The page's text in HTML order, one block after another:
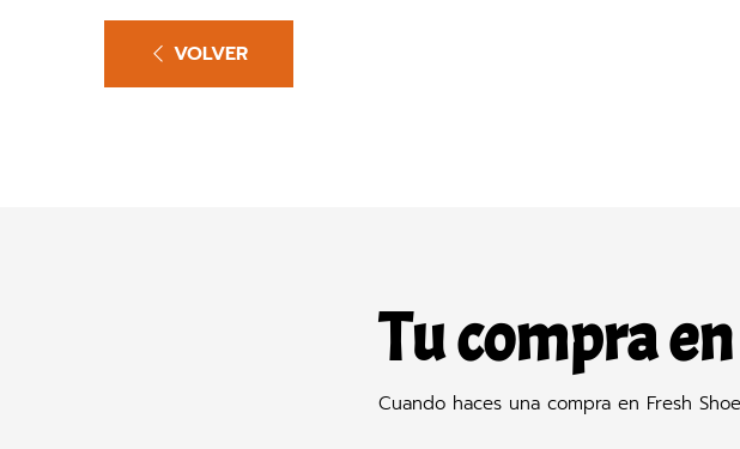
VOLVER
Tu compra
Cuando haces una compra en Fresh